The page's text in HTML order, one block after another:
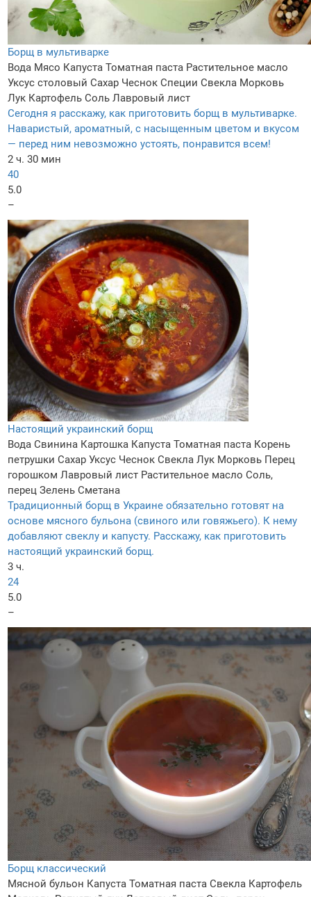
Борщ в мультиварке
Вода Мясо Капуста Томатная паста Растительное масло
Уксус столовый Сахар Чеснок Специи Свекла Морковь
Лук Картофель Соль Лавровый лист
Сегодня я расскажу, как приготовить борщ в мультиварке.
Наваристый, ароматный, с насыщенным цветом и вкусом
— перед ним невозможно устоять, понравится всем!
2 ч. 30 мин
40
5.0
–
Настоящий украинский борщ
Вода Свинина Картошка Капуста Томатная паста Корень
петрушки Сахар Уксус Чеснок Свекла Лук Морковь Перец
горошком Лавровый лист Растительное масло Соль,
перец Зелень Сметана
Традиционный борщ в Украине обязательно готовят на
основе мясного бульона (свиного или говяжьего). К нему
добавляют свеклу и капусту. Расскажу, как приготовить
настоящий украинский борщ.
3 ч.
24
5.0
–
Борщ классический
Мясной бульон Капуста Томатная паста Свекла Картофель